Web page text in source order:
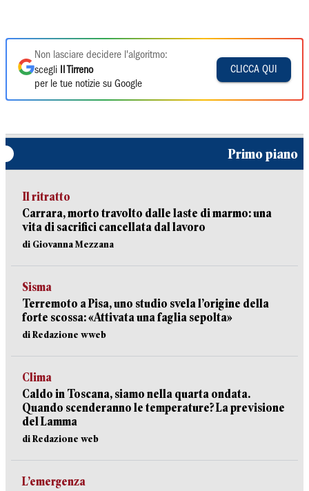
Non lasciare decidere l'algoritmo:
scegli
Il Tirreno
per le tue notizie su Google
CLICCA QUI
Primo piano
Il ritratto
Carrara, morto travolto dalle laste di marmo: una
vita di sacrifici cancellata dal lavoro
di Giovanna Mezzana
Sisma
Terremoto a Pisa, uno studio svela l’origine della
forte scossa: «Attivata una faglia sepolta»
di Redazione wweb
Clima
Caldo in Toscana, siamo nella quarta ondata.
Quando scenderanno le temperature? La previsione
del Lamma
di Redazione web
L’emergenza